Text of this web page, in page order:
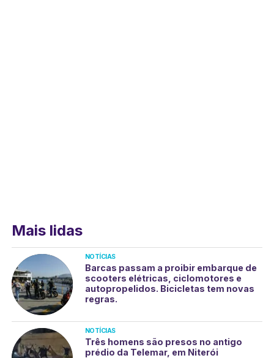
Mais lidas
NOTÍCIAS
Barcas passam a proibir embarque de
scooters elétricas, ciclomotores e
autopropelidos. Bicicletas tem novas
regras.
NOTÍCIAS
Três homens são presos no antigo
prédio da Telemar, em Niterói